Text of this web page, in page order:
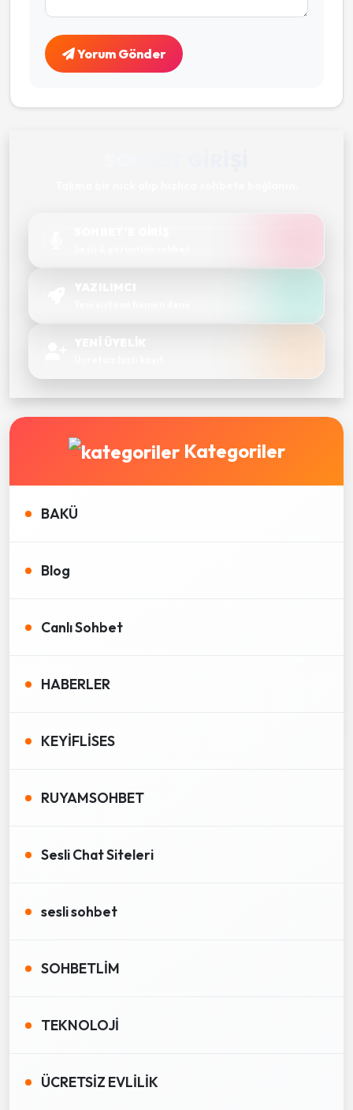
Yorum Gönder
Kategoriler
BAKÜ
Blog
Canlı Sohbet
HABERLER
KEYİFLİSES
RUYAMSOHBET
Sesli Chat Siteleri
sesli sohbet
SOHBETLİM
TEKNOLOJİ
ÜCRETSİZ EVLİLİK